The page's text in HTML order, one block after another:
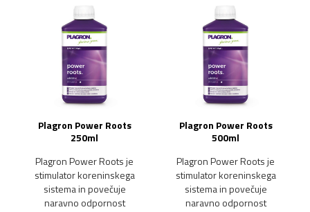
Plagron Power Roots
250ml
Plagron Power Roots je
stimulator koreninskega
sistema in povečuje
naravno odpornost
Plagron Power Roots
500ml
Plagron Power Roots je
stimulator koreninskega
sistema in povečuje
naravno odpornost